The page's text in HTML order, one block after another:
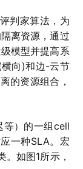
判家算法，为
离资源，通过
模型并提高系
向)和边-云节
的资源组合，
等）的一组cell
一种SLA。宏
如图1所示，